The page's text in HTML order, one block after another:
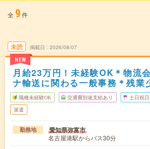
全 9件
未読
NEW
掲載日 2026/08/07
月給23万円！未経験OK＊物流
ナ輸送に関わる一般事務＊残業
職種未経験OK 交通費別途支給あり 土日祝
派遣
勤務地 愛知県弥富市
名古屋港駅からバス30分